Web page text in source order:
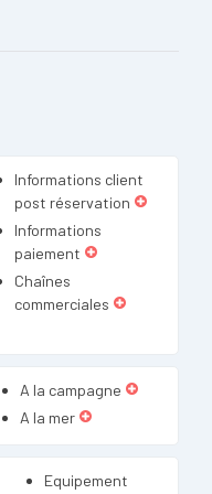
Informations client
post réservation
Informations
paiement
Chaînes
commerciales
A la campagne
A la mer
Equipement